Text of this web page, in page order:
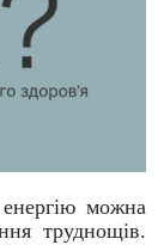
можна
труднощів.